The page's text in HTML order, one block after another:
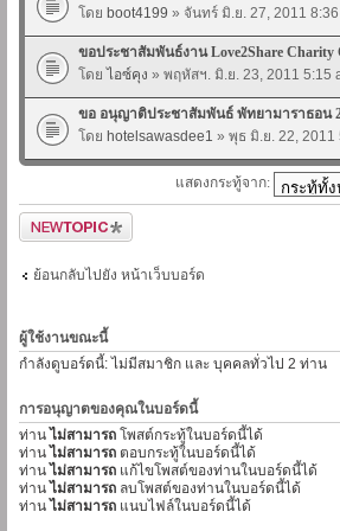
โดย boot4199 » จันทร์ มิ.ย. 27, 2011
ขอประชาสัมพันธ์งาน Love2Share Charity
โดย ไอซ์คุง » พฤหัสฯ. มิ.ย. 23, 2011 5:15
ขอ อนุญาติประชาสัมพันธ์ พัทยามาราธอน
โดย hotelsawasdee1 » พุธ มิ.ย. 22, 2011
แสดงกระทู้จาก:
ตั้งกระทู้ใหม่
ย้อนกลับไปยัง หน้าเว็บบอร์ด
ผู้ใช้งานขณะนี้
กำลังดูบอร์ดนี้: ไม่มีสมาชิก และ บุคคลทั่วไป 2 ท่าน
การอนุญาตของคุณในบอร์ดนี้
ท่าน ไม่สามารถ โพสต์กระทู้ในบอร์ดนี้ได้
ท่าน ไม่สามารถ ตอบกระทู้ในบอร์ดนี้ได้
ท่าน ไม่สามารถ แก้ไขโพสต์ของท่านในบอร์ดนี้ได้
ท่าน ไม่สามารถ ลบโพสต์ของท่านในบอร์ดนี้ได้
ท่าน ไม่สามารถ แนบไฟล์ในบอร์ดนี้ได้